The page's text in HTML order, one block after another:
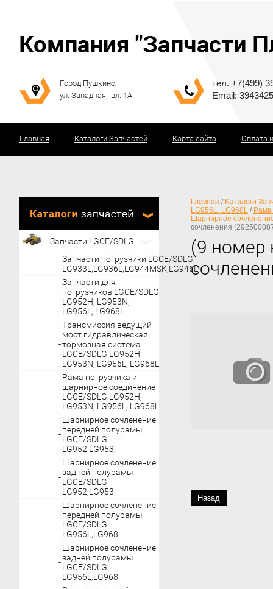
Город Пушкино,
ул. Западная, вл. 1А
тел. +7(499)
Email:
Главная Каталоги Запчастей Карта сайта Оплата
Главная / Каталоги
LG956L, LG968L / Рама
Шарнирное
сочленения
(9 номер
Назад
Запчасти LGCE/SDLG
Запчасти погрузчики LGCE/SDLG
LG933L,LG936L,LG944MSK,LG946L.
Запчасти для
погрузчиков LGCE/SDLG
LG952H, LG953N,
LG956L, LG968L
Трансмиссия ведущий
мост гидравлическая
тормозная система
LGCE/SDLG LG952H,
LG953N, LG956L, LG968L
Рама погрузчика и
шарнирное соединение
LGCE/SDLG LG952H,
LG953N, LG956L, LG968L
Шарнирное сочленение
передней полурамы
LGCE/SDLG
LG952,LG953.
Шарнирное сочленение
задней полурамы
LGCE/SDLG
LG952,LG953.
Шарнирное сочленение
передней полурамы
LGCE/SDLG
LG956L,LG968.
Шарнирное сочленение
задней полурамы
LGCE/SDLG
LG956L,LG968.